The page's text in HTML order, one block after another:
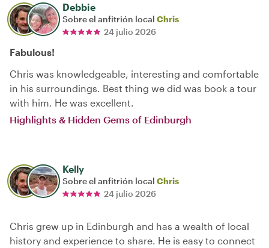
Debbie
Sobre el anfitrión local Chris
24 julio 2026
Fabulous!
Chris was knowledgeable, interesting and comfortable
in his surroundings. Best thing we did was book a tour
with him. He was excellent.
Highlights & Hidden Gems of Edinburgh
Kelly
Sobre el anfitrión local Chris
24 julio 2026
Chris grew up in Edinburgh and has a wealth of local
history and experience to share. He is easy to connect